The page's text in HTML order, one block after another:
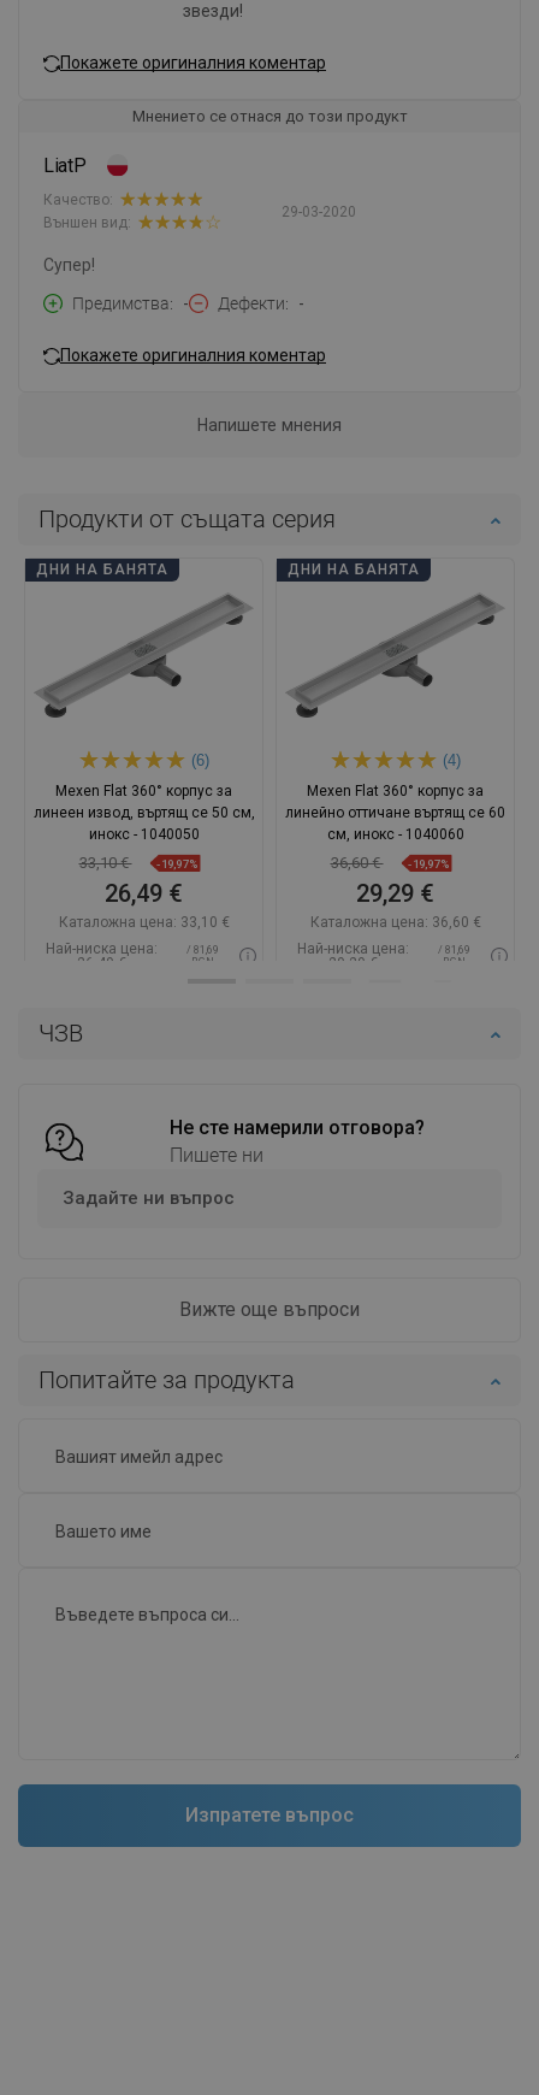
ЧЗВ
Не сте намерили отговора?
Пишете ни
Задайте ни въпрос
Вижте още въпроси
звезди!
Покажете оригиналния коментар
Мнението се отнася до този продукт
LiatP
29-03-2020
Качество:
Външен вид:
Супер!
Предимства
- Дефекти -
Покажете оригиналния коментар
Напишете мнения
Попитайте за продукта
Продукти от същата серия
ДНИ НА БАНЯТА
(6)
Mexen Flat 360° корпус за
линеен извод, въртящ се 50 см,
инокс - 1040050
33,10 € -19,97%
26,49 €
Каталожна цена: 33,10 €
Най-ниска цена:
26,49 €
/ 81,69
BGN
Добави в количката
ДНИ НА БАНЯТА
(4)
Mexen Flat 360° корпус за
линейно оттичане въртящ се 60
см, инокс - 1040060
36,60 € -19,97%
29,29 €
Каталожна цена: 36,60 €
Най-ниска цена:
29,29 €
/ 81,69
BGN
Добави в количката